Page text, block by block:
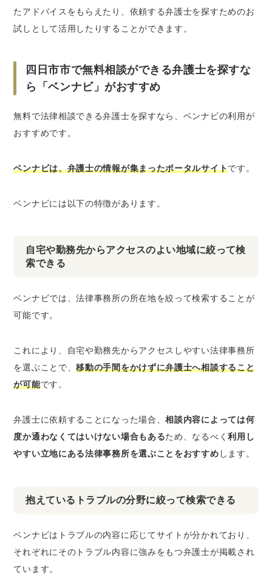
たアドバイスをもらえたり、依頼する弁護士を探すためのお
試しとして活用したりすることができます。
四日市市で無料相談ができる弁護士を探すな
ら「ベンナビ」がおすすめ
無料で法律相談できる弁護士を探すなら、ベンナビの利用が
おすすめです。
ベンナビは、弁護士の情報が集まったポータルサイトです。
ベンナビには以下の特徴があります。
自宅や勤務先からアクセスのよい地域に絞って検
索できる
ベンナビでは、法律事務所の所在地を絞って検索することが
可能です。
これにより、自宅や勤務先からアクセスしやすい法律事務所
を選ぶことで、移動の手間をかけずに弁護士へ相談すること
が可能です。
弁護士に依頼することになった場合、相談内容によっては何
度か通わなくてはいけない場合もあるため、なるべく利用し
やすい立地にある法律事務所を選ぶことをおすすめ します。
抱えているトラブルの分野に絞って検索できる
ベンナビはトラブルの内容に応じてサイトが分かれており、
それぞれにそのトラブル内容に強みをもつ弁護士が掲載され
ています。